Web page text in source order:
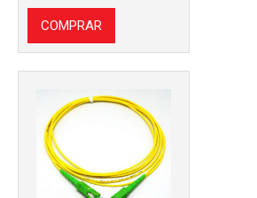
COMPRAR